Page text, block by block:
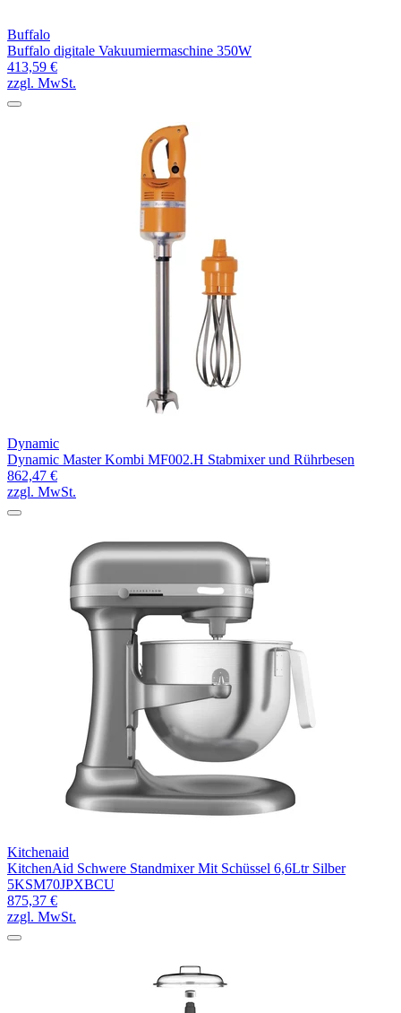
Buffalo
Buffalo digitale Vakuumiermaschine 350W
413,59 €
zzgl. MwSt.
Dynamic
Dynamic Master Kombi MF002.H Stabmixer und Rührbesen
862,47 €
zzgl. MwSt.
Kitchenaid
KitchenAid Schwere Standmixer Mit Schüssel 6,6Ltr Silber
5KSM70JPXBCU
875,37 €
zzgl. MwSt.